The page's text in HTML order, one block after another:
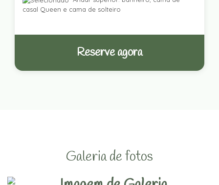
casal Queen e cama de solteiro
Reserve agora
Galeria de fotos